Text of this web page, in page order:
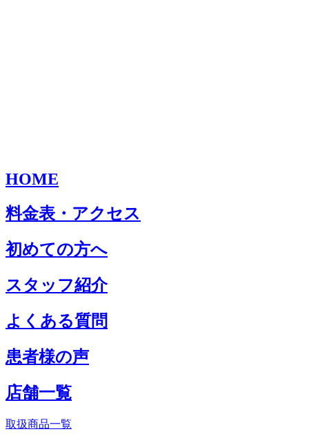
HOME
料金表・アクセス
初めての方へ
スタッフ紹介
よくある質問
患者様の声
店舗一覧
取扱商品一覧